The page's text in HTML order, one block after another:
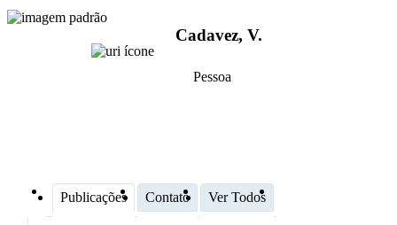
Cadavez, V.
Pessoa
Publicações Contato Ver Todos